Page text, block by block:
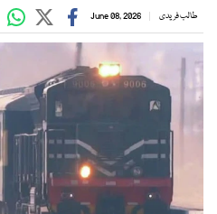
طالب فریدی June 08, 2026